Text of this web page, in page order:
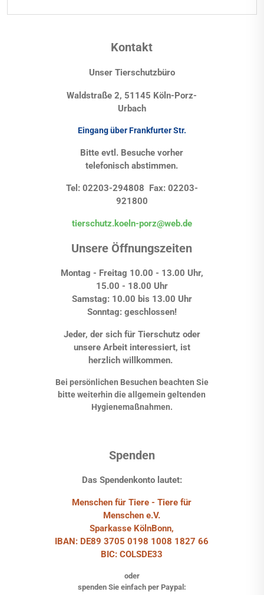
Kontakt
Unser Tierschutzbüro
Waldstraße 2, 51145 Köln-Porz-
Urbach
Eingang über Frankfurter Str.
Bitte evtl. Besuche vorher
telefonisch abstimmen.
Tel: 02203-294808 Fax: 02203-
921800
tierschutz.koeln-porz@web.de
Unsere Öffnungszeiten
Montag - Freitag 10.00 - 13.00 Uhr,
15.00 - 18.00 Uhr
Samstag: 10.00 bis 13.00 Uhr
Sonntag: geschlossen!
Jeder, der sich für Tierschutz oder
unsere Arbeit interessiert, ist
herzlich willkommen.
Bei persönlichen Besuchen beachten Sie
bitte weiterhin die allgemein geltenden
Hygienemaßnahmen.
Spenden
Das Spendenkonto lautet:
Menschen für Tiere - Tiere für
Menschen e.V.
Sparkasse KölnBonn,
IBAN: DE89 3705 0198 1008 1827 66
BIC: COLSDE33
oder
spenden Sie einfach per Paypal: